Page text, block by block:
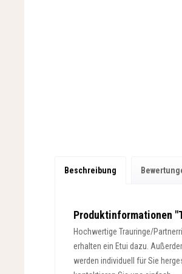
Beschreibung
Produktinformationen
Hochwertige Trauringe/
erhalten ein Etui dazu.
werden individuell für Sie